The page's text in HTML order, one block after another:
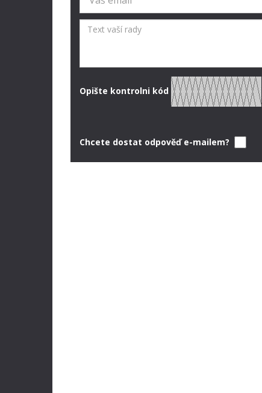
Opište kontrolni kód
Chcete dostat odpověď e-mailem?